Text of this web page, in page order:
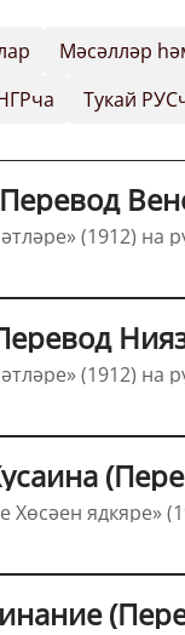
Мәсәлләр
Тукай
(1912) на
(1912) на
ядкяре»